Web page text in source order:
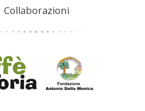
Collaborazioni